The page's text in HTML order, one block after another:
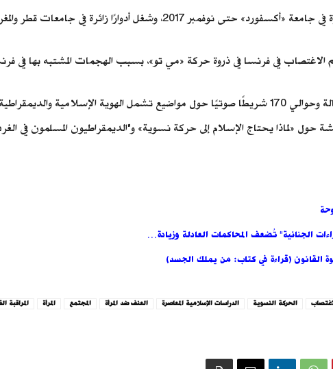
2017، وشغل أدوارًا زائرة في جامعات قطر والمغرب.
في فرنسا في ذروة حركة «مي تو»، بسبب الهجمات المشتبه بها في فرنسا بين
نشر رمضان 20 كتابًا وأكثر من 700 مقالة وحوالي 170 شريطًا صوتيًا حول مواضيع تشمل
«لماذا يحتاج الإسلام إلى حركة نسوية» و"الديمقراطيون المسلمون في الغرب
الجنائية" تُضعف المحاكمات العادلة وزيادة…
القانون (قراءة في كتاب: من يملك الجسد)
الحركة النسوية الدراسات الإسلامية المعاصرة العنف ضد المرأة المجتمع المرأة المراقبة